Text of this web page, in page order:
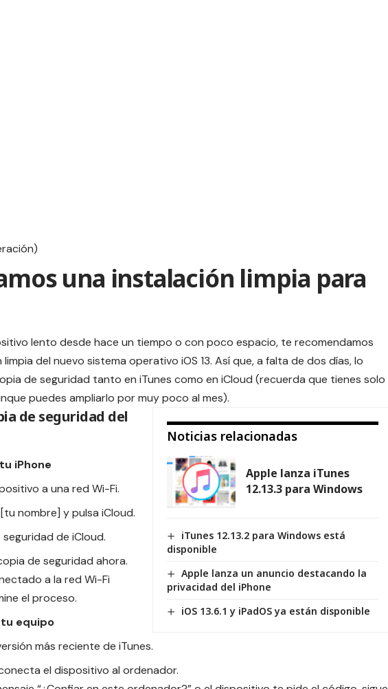
una instalación limpia para
lento desde hace un tiempo o con poco espacio, te recomendamos
del nuevo sistema operativo iOS 13. Así que, a falta de dos días, lo
de seguridad tanto en iTunes como en iCloud (recuerda que tienes solo
puedes ampliarlo por muy poco al mes).
Noticias relacionadas
Apple lanza iTunes
12.13.3 para Windows
iTunes 12.13.2 para Windows está
disponible
Apple lanza un anuncio destacando la
privacidad del iPhone
iOS 13.6.1 y iPadOS ya están disponible
de seguridad del
iPhone
a una red Wi-Fi.
nombre] y pulsa iCloud.
seguridad de iCloud.
de seguridad ahora.
a la red Wi-Fi
el proceso.
equipo
más reciente de iTunes.
el dispositivo al ordenador.